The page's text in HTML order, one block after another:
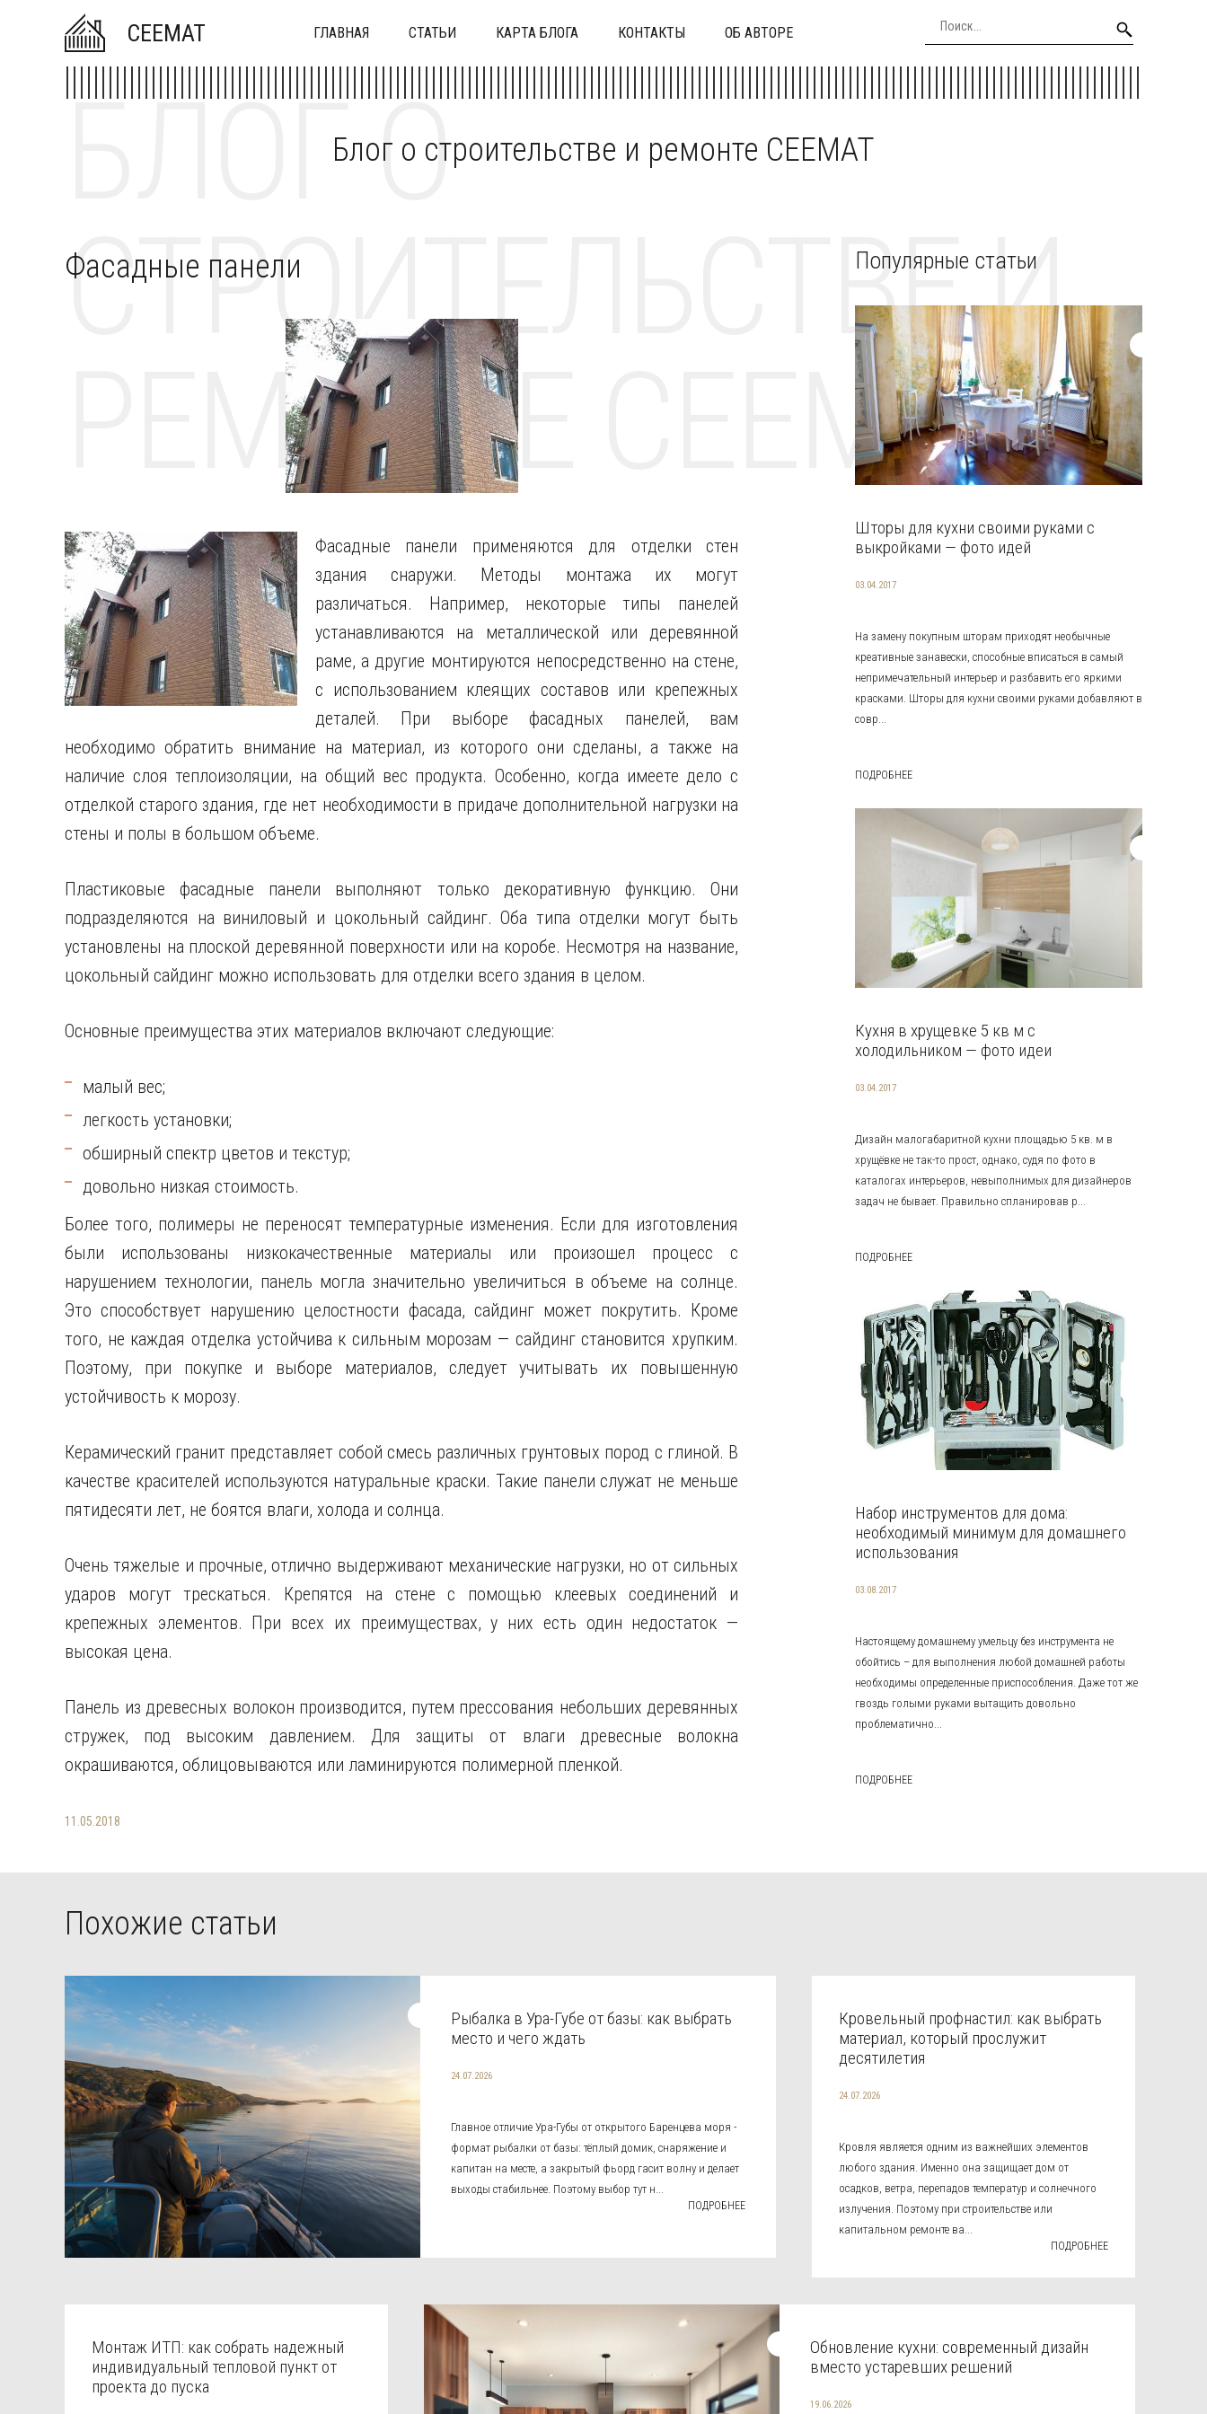
CEEMAT ГЛАВНАЯ СТАТЬИ КАРТА БЛОГА КОНТАКТЫ ОБ АВТОРЕ
Блог о строительстве и ремонте CEEMAT
БЛОГ О
СТРОИТЕЛЬСТВЕ И
РЕМОНТЕ CEEMAT
Фасадные панели
Фасадные панели применяются для отделки стен
здания снаружи. Методы монтажа их могут
различаться. Например, некоторые типы панелей
устанавливаются на металлической или деревянной
раме, а другие монтируются непосредственно на стене,
с использованием клеящих составов или крепежных
деталей. При выборе фасадных панелей, вам
необходимо обратить внимание на материал, из которого они сделаны, а также на
наличие слоя теплоизоляции, на общий вес продукта. Особенно, когда имеете дело с
отделкой старого здания, где нет необходимости в придаче дополнительной нагрузки на
стены и полы в большом объеме.
Пластиковые фасадные панели выполняют только декоративную функцию. Они
подразделяются на виниловый и цокольный сайдинг. Оба типа отделки могут быть
установлены на плоской деревянной поверхности или на коробе. Несмотря на название,
цокольный сайдинг можно использовать для отделки всего здания в целом.
Основные преимущества этих материалов включают следующие:
малый вес;
легкость установки;
обширный спектр цветов и текстур;
довольно низкая стоимость.
Более того, полимеры не переносят температурные изменения. Если для изготовления
были использованы низкокачественные материалы или произошел процесс с
нарушением технологии, панель могла значительно увеличиться в объеме на солнце.
Это способствует нарушению целостности фасада, сайдинг может покрутить. Кроме
того, не каждая отделка устойчива к сильным морозам — сайдинг становится хрупким.
Поэтому, при покупке и выборе материалов, следует учитывать их повышенную
устойчивость к морозу.
Керамический гранит представляет собой смесь различных грунтовых пород с глиной. В
качестве красителей используются натуральные краски. Такие панели служат не меньше
пятидесяти лет, не боятся влаги, холода и солнца.
Очень тяжелые и прочные, отлично выдерживают механические нагрузки, но от сильных
ударов могут трескаться. Крепятся на стене с помощью клеевых соединений и
крепежных элементов. При всех их преимуществах, у них есть один недостаток —
высокая цена.
Панель из древесных волокон производится, путем прессования небольших деревянных
стружек, под высоким давлением. Для защиты от влаги древесные волокна
окрашиваются, облицовываются или ламинируются полимерной пленкой.
11.05.2018
Популярные статьи
Шторы для кухни своими руками с
выкройками — фото идей
03.04.2017
На замену покупным шторам приходят необычные
креативные занавески, способные вписаться в самый
непримечательный интерьер и разбавить его яркими
красками. Шторы для кухни своими руками добавляют в
совр...
ПОДРОБНЕЕ
Кухня в хрущевке 5 кв м с
холодильником — фото идеи
03.04.2017
Дизайн малогабаритной кухни площадью 5 кв. м в
хрущёвке не так-то прост, однако, судя по фото в
каталогах интерьеров, невыполнимых для дизайнеров
задач не бывает. Правильно спланировав р...
ПОДРОБНЕЕ
Набор инструментов для дома:
необходимый минимум для домашнего
использования
03.08.2017
Настоящему домашнему умельцу без инструмента не
обойтись – для выполнения любой домашней работы
необходимы определенные приспособления. Даже тот же
гвоздь голыми руками вытащить довольно
проблематично...
ПОДРОБНЕЕ
Похожие статьи
Рыбалка в Ура-Губе от базы: как выбрать
место и чего ждать
24.07.2026
Главное отличие Ура-Губы от открытого Баренцева моря -
формат рыбалки от базы: тёплый домик, снаряжение и
капитан на месте, а закрытый фьорд гасит волну и делает
выходы стабильнее. Поэтому выбор тут н...
ПОДРОБНЕЕ
Кровельный профнастил: как выбрать
материал, который прослужит
десятилетия
24.07.2026
Кровля является одним из важнейших элементов
любого здания. Именно она защищает дом от
осадков, ветра, перепадов температур и солнечного
излучения. Поэтому при строительстве или
капитальном ремонте ва...
ПОДРОБНЕЕ
Монтаж ИТП: как собрать надежный
индивидуальный тепловой пункт от
проекта до пуска
Обновление кухни: современный дизайн
вместо устаревших решений
19.06.2026